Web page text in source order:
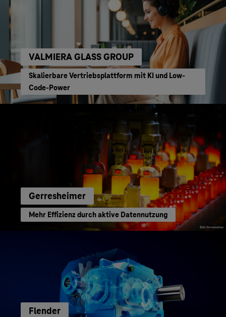
VALMIERA GLASS GROUP
Skalierbare Vertriebsplattform mit KI und Low-
Code-Power
Gerresheimer
Mehr Effizienz durch aktive Datennutzung
Flender